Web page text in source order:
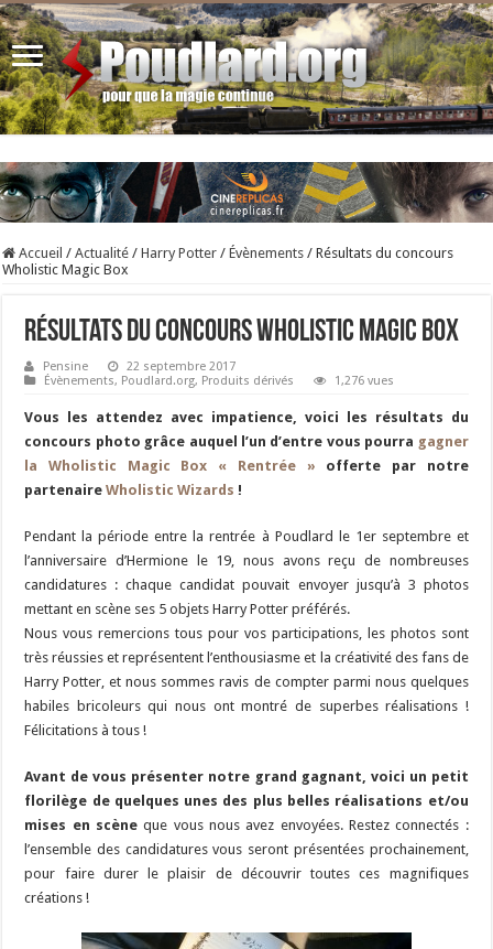
Accueil / Actualité / Harry Potter / Évènements / Résultats du concours
Wholistic Magic Box
Résultats du concours Wholistic Magic Box
Pensine
22 septembre 2017
Évènements, Poudlard.org, Produits dérivés 1,276 vues
Vous les attendez avec impatience, voici les résultats du
concours photo grâce auquel l’un d’entre vous pourra gagner
la Wholistic Magic Box « Rentrée » offerte par notre
partenaireWholistic Wizards !
Pendant la période entre la rentrée à Poudlard le 1er septembre et
l’anniversaire d’Hermione le 19, nous avons reçu de nombreuses
candidatures : chaque candidat pouvait envoyer jusqu’à 3 photos
mettant en scène ses 5 objets Harry Potter préférés.
Nous vous remercions tous pour vos participations, les photos sont
très réussies et représentent l’enthousiasme et la créativité des fans de
Harry Potter, et nous sommes ravis de compter parmi nous quelques
habiles bricoleurs qui nous ont montré de superbes réalisations !
Félicitations à tous !
Avant de vous présenter notre grand gagnant, voici un petit
florilège de quelques unes des plus belles réalisations et/ou
mises en scèneque vous nous avez envoyées. Restez connectés :
l’ensemble des candidatures vous seront présentées prochainement,
pour faire durer le plaisir de découvrir toutes ces magnifiques
créations !